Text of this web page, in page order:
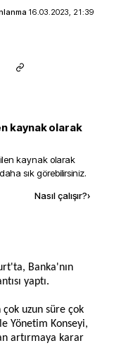
16.03.2023, 21:39
kaynak olarak
kaynak olarak
sık görebilirsiniz.
Nasıl çalışır?›
Banka'nın
yaptı.
çok uzun süre çok
Yönetim Konseyi,
artırmaya karar